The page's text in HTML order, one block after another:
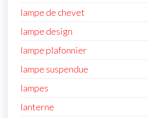
lampe de chevet
lampe design
lampe plafonnier
lampe suspendue
lampes
lanterne